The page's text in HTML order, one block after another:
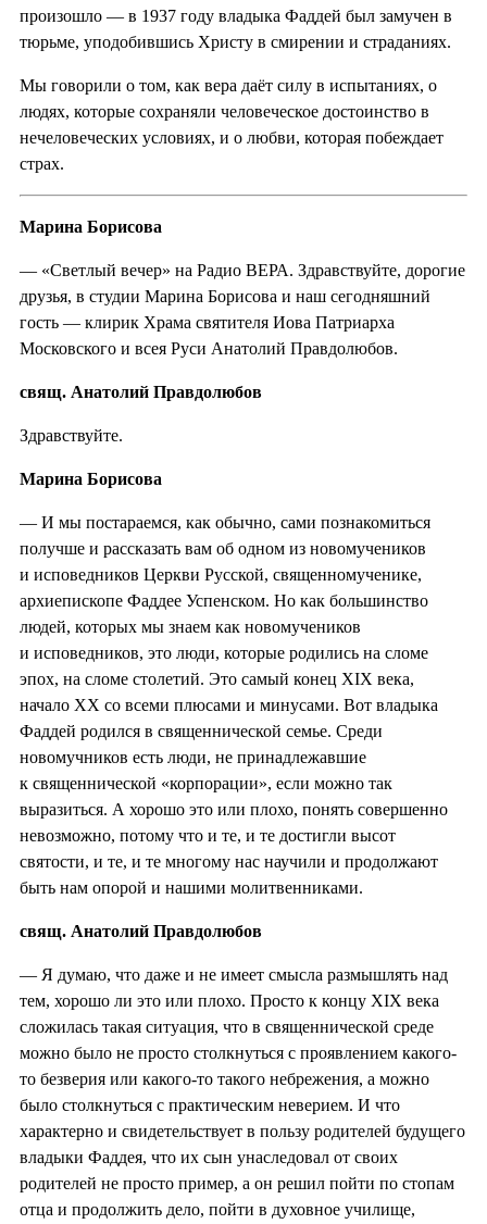
произошло — в 1937 году владыка Фаддей был замучен в
тюрьме, уподобившись Христу в смирении и страданиях.
Мы говорили о том, как вера даёт силу в испытаниях, о
людях, которые сохраняли человеческое достоинство в
нечеловеческих условиях, и о любви, которая побеждает
страх.
Марина Борисова
— «Светлый вечер» на Радио ВЕРА. Здравствуйте, дорогие
друзья, в студии Марина Борисова и наш сегодняшний
гость — клирик Храма святителя Иова Патриарха
Московского и всея Руси Анатолий Правдолюбов.
свящ. Анатолий Правдолюбов
Здравствуйте.
Марина Борисова
— И мы постараемся, как обычно, сами познакомиться
получше и рассказать вам об одном из новомучеников
и исповедников Церкви Русской, священномученике,
архиепископе Фаддее Успенском. Но как большинство
людей, которых мы знаем как новомучеников
и исповедников, это люди, которые родились на сломе
эпох, на сломе столетий. Это самый конец XIX века,
начало XX со всеми плюсами и минусами. Вот владыка
Фаддей родился в священнической семье. Среди
новомучников есть люди, не принадлежавшие
к священнической «корпорации», если можно так
выразиться. А хорошо это или плохо, понять совершенно
невозможно, потому что и те, и те достигли высот
святости, и те, и те многому нас научили и продолжают
быть нам опорой и нашими молитвенниками.
свящ. Анатолий Правдолюбов
— Я думаю, что даже и не имеет смысла размышлять над
тем, хорошо ли это или плохо. Просто к концу XIX века
сложилась такая ситуация, что в священнической среде
можно было не просто столкнуться с проявлением какого-
то безверия или какого-то такого небрежения, а можно
было столкнуться с практическим неверием. И что
характерно и свидетельствует в пользу родителей будущего
владыки Фаддея, что их сын унаследовал от своих
родителей не просто пример, а он решил пойти по стопам
отца и продолжить дело, пойти в духовное училище,